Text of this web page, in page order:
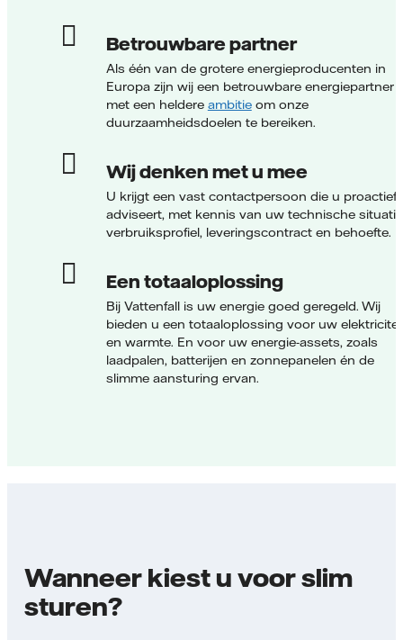
Betrouwbare partner
Als één van de grotere energieproducenten in
Europa zijn wij een betrouwbare energiepartner
met een heldere ambitieom onze
duurzaamheidsdoelen te bereiken.
Wij denken met u mee
U krijgt een vast contactpersoon die u proactief
adviseert, met kennis van uw technische
verbruiksprofiel, leveringscontract en behoefte.
Een totaaloplossing
Bij Vattenfall is uw energie goed geregeld. Wij
bieden u een totaaloplossing voor uw
en warmte. En voor uw energie-assets, zoals
laadpalen, batterijen en zonnepanelen én de
slimme aansturing ervan.
Wanneer kiest u voor slim
sturen?